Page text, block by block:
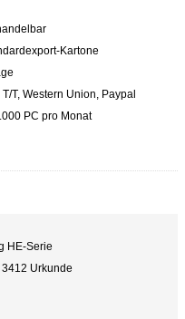
Kartone
T/T, Western Union, Paypal
PC pro Monat
HE-Serie
Urkunde